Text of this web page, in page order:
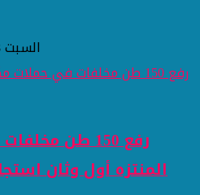
السبت 08 أغسطس 2026 08:29 مساءً
رفع 150 طن
المنتزه أول وثان